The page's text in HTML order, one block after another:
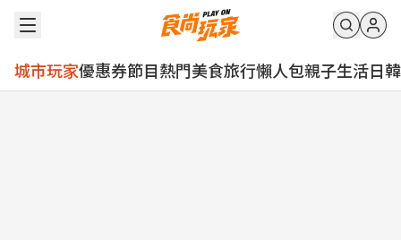
城市玩家優惠券節目熱門美食旅行懶人包親子生活日韓